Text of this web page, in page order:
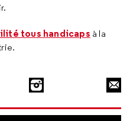
tous handicaps à la